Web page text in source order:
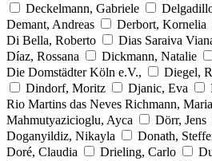
Deckelmann, Gabriele
Demant, Andreas
Derbort, Kornelia
Di Bella, Roberto
Dias Saraiva
Díaz, Rossana
Dickmann, Natalie
Die Domstädter Köln e.V.,
Diegel,
Dindorf, Moritz
Djanic, Eva
Rio Martins das Neves Richmann,
Mahmutyazicioglu, Ayca
Dörr, Jens
Doganyildiz, Nikayla
Donath,
Doré, Claudia
Drieling, Carlo